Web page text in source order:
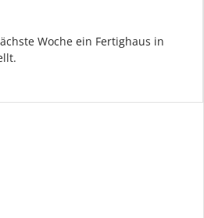
Woche ein Fertighaus in